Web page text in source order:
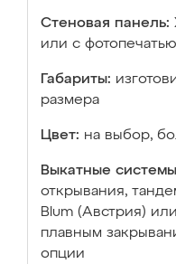
Стеновая панель:
или с фотопечатью
Габариты:
размера
Цвет: на выбор,
Выкатные
открывания,
Blum (Австрия)
плавным
опции